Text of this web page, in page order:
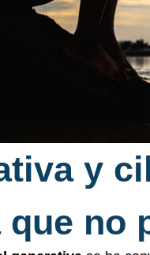
y
que no